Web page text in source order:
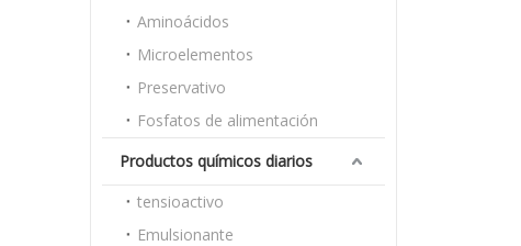
Aminoácidos
Microelementos
Preservativo
Fosfatos de alimentación
Productos químicos diarios
tensioactivo
Emulsionante